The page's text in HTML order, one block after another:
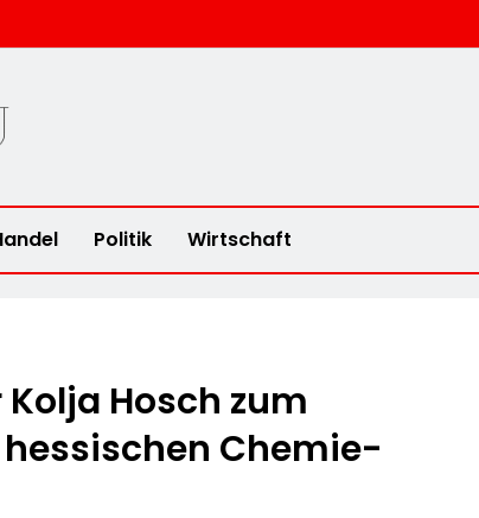
Politik Wirtschaft
Hosch zum
Chemie-